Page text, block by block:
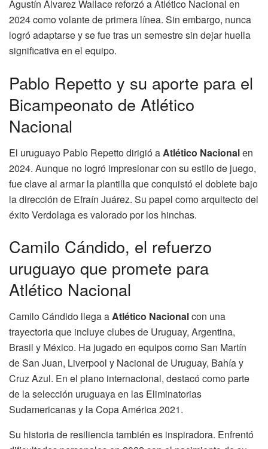
Agustín Álvarez Wallace reforzó a Atlético Nacional en
2024 como volante de primera línea. Sin embargo, nunca
logró adaptarse y se fue tras un semestre sin dejar huella
significativa en el equipo.
Pablo Repetto y su aporte para el
Bicampeonato de Atlético
Nacional
El uruguayo Pablo Repetto dirigió aAtlético Nacionalen
2024. Aunque no logró impresionar con su estilo de juego,
fue clave al armar la plantilla que conquistó el doblete bajo
la dirección de Efraín Juárez. Su papel como arquitecto del
éxito Verdolaga es valorado por los hinchas.
Camilo Cándido, el refuerzo
uruguayo que promete para
Atlético Nacional
Camilo Cándido llega aAtlético Nacionalcon una
trayectoria que incluye clubes de Uruguay, Argentina,
Brasil y México. Ha jugado en equipos como San Martín
de San Juan, Liverpool y Nacional de Uruguay, Bahía y
Cruz Azul. En el plano internacional, destacó como parte
de la selección uruguaya en las Eliminatorias
Sudamericanas y la Copa América 2021.
Su historia de resiliencia también es inspiradora. Enfrentó